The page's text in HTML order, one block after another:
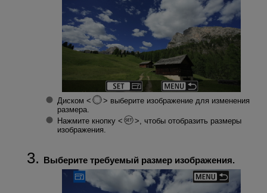
Диском
выберите изображение для изменения
размера.
Нажмите кнопку
, чтобы отобразить размеры
изображения.
Выберите требуемый размер изображения.